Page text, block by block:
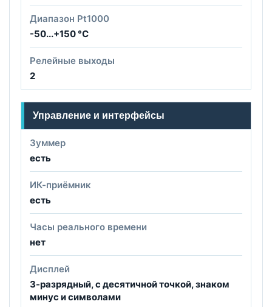
Диапазон Pt1000
-50...+150 °C
Релейные выходы
2
Управление и интерфейсы
Зуммер
есть
ИК-приёмник
есть
Часы реального времени
нет
Дисплей
3-разрядный, с десятичной точкой, знаком
минус и символами